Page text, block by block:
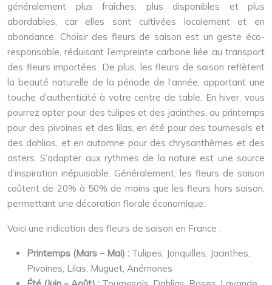
généralement plus fraîches, plus disponibles et plus
abordables, car elles sont cultivées localement et en
abondance. Choisir des fleurs de saison est un geste éco-
responsable, réduisant l’empreinte carbone liée au transport
des fleurs importées. De plus, les fleurs de saison reflètent
la beauté naturelle de la période de l’année, apportant une
touche d’authenticité à votre centre de table. En hiver, vous
pourrez opter pour des tulipes et des jacinthes, au printemps
pour des pivoines et des lilas, en été pour des tournesols et
des dahlias, et en automne pour des chrysanthèmes et des
asters. S’adapter aux rythmes de la nature est une source
d’inspiration inépuisable. Généralement, les fleurs de saison
coûtent de 20% à 50% de moins que les fleurs hors saison,
permettant une décoration florale économique.
Voici une indication des fleurs de saison en France :
Printemps (Mars – Mai) : Tulipes, Jonquilles, Jacinthes,
Pivoines, Lilas, Muguet, Anémones